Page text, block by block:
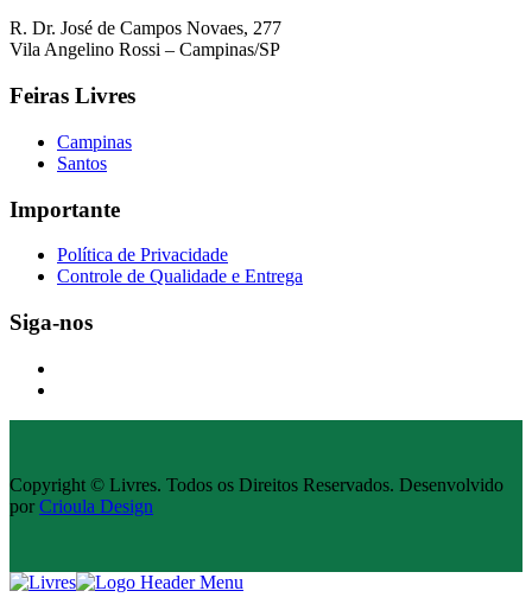
R. Dr. José de Campos Novaes, 277
Vila Angelino Rossi – Campinas/SP
Feiras Livres
Campinas
Santos
Importante
Política de Privacidade
Controle de Qualidade e Entrega
Siga-nos
Copyright © Livres. Todos os Direitos Reservados. Desenvolvido
por Crioula Design